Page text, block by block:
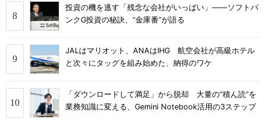
投資の機を逃す「残念な会社がいっぱい」――ソフトバ
ンクG投資の秘訣、“金庫番”が語る
JALはマリオット、ANAはIHG 航空会社が高級ホテル
と次々にタッグを組み始めた、納得のワケ
「ダウンロードして満足」から脱却 大量の“積ん読”を
業務知識に変える、Gemini Notebook活用の3ステップ